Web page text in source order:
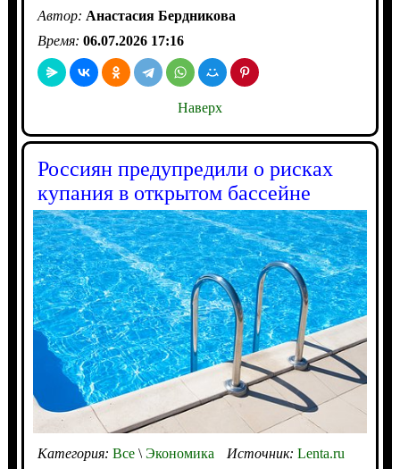
Автор: Анастасия Бердникова
Время: 06.07.2026 17:16
Наверх
Россиян предупредили о рисках
купания в открытом бассейне
Категория: Все\Экономика Источник: Lenta.ru